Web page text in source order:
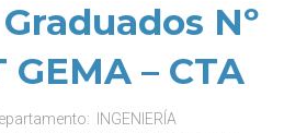
Nº
GEMA – CTA
INGENIERÍA